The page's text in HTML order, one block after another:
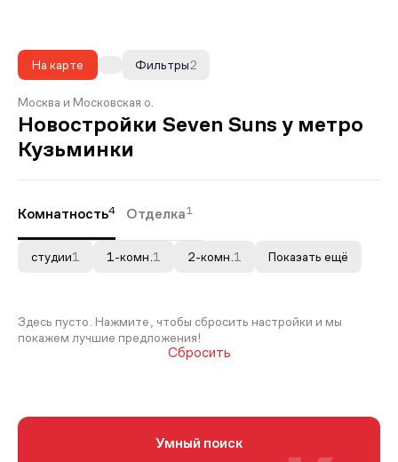
На карте 2
Фильтры
Москва и Московская о.
Новостройки Seven Suns у метро
Кузьминки
Комнатность4 Отделка1
студии1 1-комн. 1 2-комн. 1 Показать ещё
Здесь пусто. Нажмите, чтобы сбросить настройки и мы
покажем лучшие предложения!
Сбросить
Умный поиск